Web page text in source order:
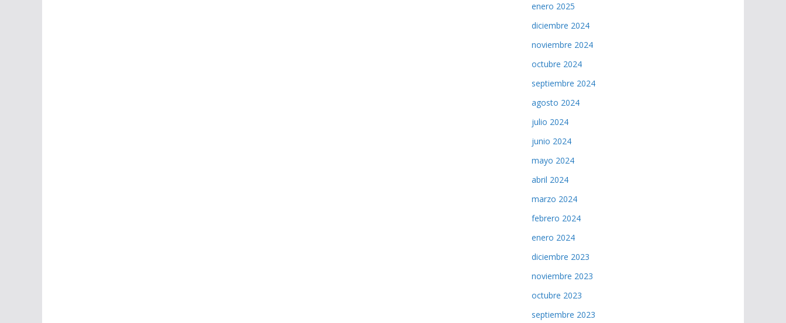
enero 2025
diciembre 2024
noviembre 2024
octubre 2024
septiembre 2024
agosto 2024
julio 2024
junio 2024
mayo 2024
abril 2024
marzo 2024
febrero 2024
enero 2024
diciembre 2023
noviembre 2023
octubre 2023
septiembre 2023